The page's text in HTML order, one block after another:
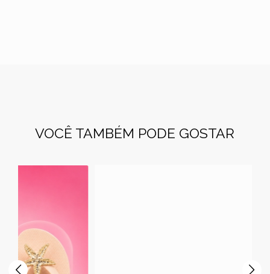
VOCÊ TAMBÉM PODE GOSTAR